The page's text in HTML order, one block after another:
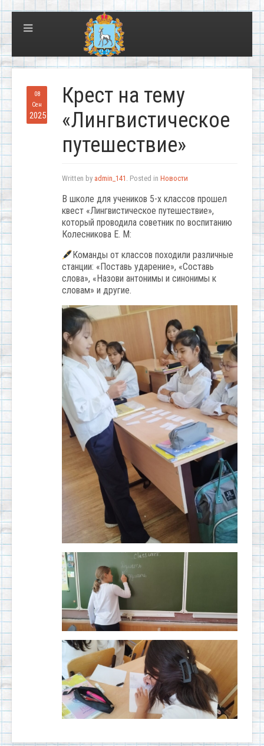
08
Сен
2025
Крест на тему
«Лингвистическое
путешествие»
Written by admin_141 . Posted in Новости
В школе для учеников 5-х классов прошел
квест «Лингвистическое путешествие»,
который проводила советник по воспитанию
Колесникова Е. М:
Команды от классов походили различные
станции: «Поставь ударение», «Составь
слова», «Назови антонимы и синонимы к
словам» и другие.